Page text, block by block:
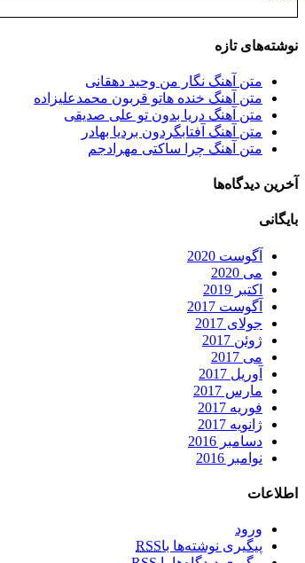
نوشته‌های تازه
متن آهنگ نگار من وحید دهقانی
متن آهنگ خنده هاتو قربون محمدعلیزاده
متن آهنگ دریا بدون تو علی صدیقی
متن آهنگ آفتابگردون بردیا بهادر
متن آهنگ چرا ساکتی مهرادجم
آخرین دیدگاه‌ها
بایگانی
آگوست 2020
می 2020
اکتبر 2019
آگوست 2017
جولای 2017
ژوئن 2017
می 2017
آوریل 2017
مارس 2017
فوریه 2017
ژانویه 2017
دسامبر 2016
نوامبر 2016
اطلاعات
ورود
پیگیری نوشته‌ها باRSS